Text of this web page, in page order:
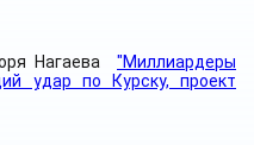
Нагаева "Миллиардеры
удар по Курску, проект